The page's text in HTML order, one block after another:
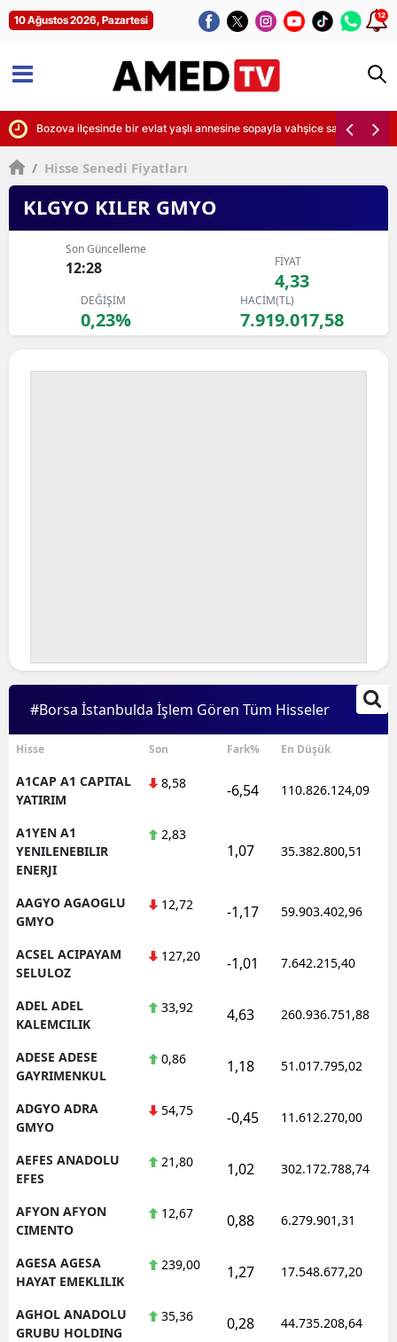
10 Ağustos 2026, Pazartesi 12
değerlendirdi
Bozova ilçesinde bir evlat yaşlı annesine sopayla vahşice saldırdı
/ Hisse Senedi Fiyatları
KLGYO KILER GMYO
Son Güncelleme
12:28 FİYAT
4,33
DEĞİŞİM
0,23%
HACİM(TL)
7.919.017,58
#Borsa İstanbulda İşlem Gören Tüm Hisseler
Hisse Son Fark% En Düşük
A1CAP A1 CAPITAL
YATIRIM
8,58 -6,54 110.826.124,09
A1YEN A1
YENILENEBILIR
ENERJI
2,83
1,07 35.382.800,51
AAGYO AGAOGLU
GMYO
12,72 -1,17 59.903.402,96
ACSEL ACIPAYAM
SELULOZ
127,20 -1,01 7.642.215,40
ADEL ADEL
KALEMCILIK
33,92 4,63 260.936.751,88
ADESE ADESE
GAYRIMENKUL
0,86 1,18 51.017.795,02
ADGYO ADRA
GMYO
54,75 -0,45 11.612.270,00
AEFES ANADOLU
EFES
21,80 1,02 302.172.788,74
AFYON AFYON
CIMENTO
12,67 0,88 6.279.901,31
AGESA AGESA
HAYAT EMEKLILIK
239,00 1,27 17.548.677,20
AGHOL ANADOLU
GRUBU HOLDING
35,36 0,28 44.735.208,64